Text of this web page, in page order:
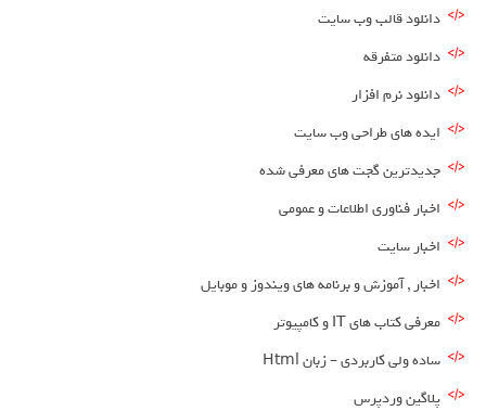
دانلود قالب وب سایت
دانلود متفرقه
دانلود نرم افزار
ایده های طراحی وب سایت
جدیدترین گجت های معرفی شده
اخبار فناوری اطلاعات و عمومی
اخبار سایت
اخبار , آموزش و برنامه های ویندوز و موبایل
معرفی کتاب های IT و کامپیوتر
ساده ولی کاربردی – زبان Html
پلاگین وردپرس